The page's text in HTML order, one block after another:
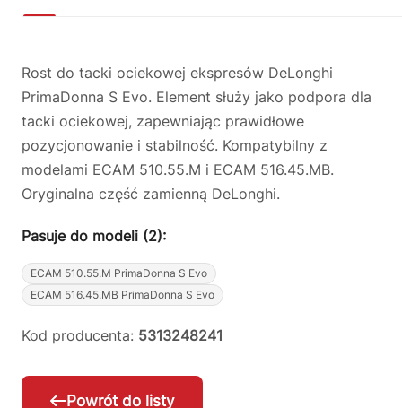
Rost do tacki ociekowej ekspresów DeLonghi
PrimaDonna S Evo. Element służy jako podpora dla
tacki ociekowej, zapewniając prawidłowe
pozycjonowanie i stabilność. Kompatybilny z
modelami ECAM 510.55.M i ECAM 516.45.MB.
Oryginalna część zamienną DeLonghi.
Pasuje do modeli (2):
ECAM 510.55.M PrimaDonna S Evo
ECAM 516.45.MB PrimaDonna S Evo
Kod producenta: 5313248241
Powrót do listy